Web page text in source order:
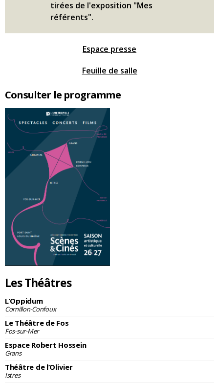
Consulter le programme
Les Théâtres
L’Oppidum
Cornillon-Confoux
Le Théâtre de Fos
Fos-sur-Mer
Espace Robert Hossein
Grans
Théâtre de l’Olivier
Istres
tirées de l'exposition "Mes
référents".
Espace presse
Feuille de salle